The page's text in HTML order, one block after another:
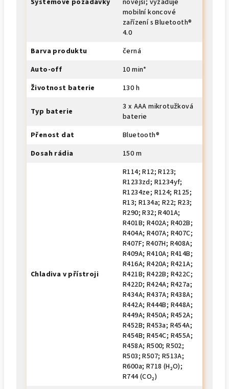
Systémové požadavky
novější; vyžaduje
mobilní koncové
zařízení s Bluetooth®
4.0
Barva produktu
černá
Auto-off
10 min*
Životnost baterie
130 h
Typ baterie
3 x AAA mikrotužková
baterie
Přenost dat
Bluetooth®
Dosah rádia
150 m
Chladiva v přístroji
R114; R12; R123;
R1233zd; R1234yf;
R1234ze; R124; R125;
R13; R134a; R22; R23;
R290; R32; R401A;
R401B; R402A; R402B;
R404A; R407A; R407C;
R407F; R407H; R408A;
R409A; R410A; R414B;
R416A; R420A; R421A;
R421B; R422B; R422C;
R422D; R424A; R427a;
R434A; R437A; R438A;
R442A; R444B; R448A;
R449A; R450A; R452A;
R452B; R453a; R454A;
R454B; R454C; R455A;
R458A; R500; R502;
R503; R507; R513A;
R600a; R718 (H₂O);
R744 (CO₂)